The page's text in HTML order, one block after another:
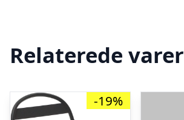
Relaterede varer
-19%